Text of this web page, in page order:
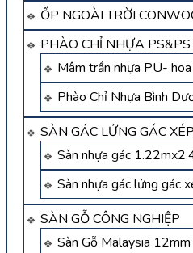
ỐP NGOÀI TRỜI
PHÀO CHỈ NHỰA PS&PS
Mâm trần nhựa PU-
Phào Chỉ Nhựa Bình
SÀN GÁC LỬNG GÁC XÉP
Sàn nhựa gác
Sàn nhựa gác lửng gác
SÀN GỖ CÔNG NGHIỆP
Sàn Gỗ Malaysia